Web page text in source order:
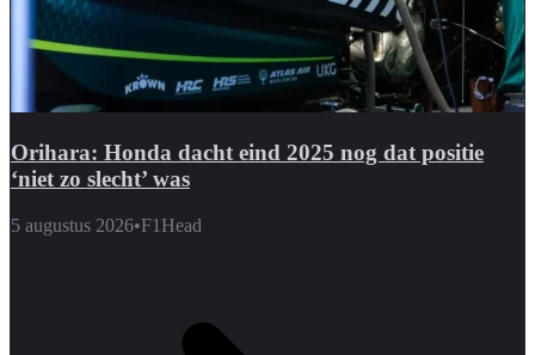
Orihara: Honda dacht eind 2025 nog dat positie
‘niet zo slecht’ was
5 augustus 2026•F1Head